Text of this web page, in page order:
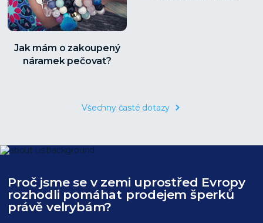
Jak mám o zakoupený
náramek pečovat?
Všechny časté dotazy
Proč jsme se v zemi uprostřed Evropy
rozhodli pomáhat prodejem šperků
právě velrybám?